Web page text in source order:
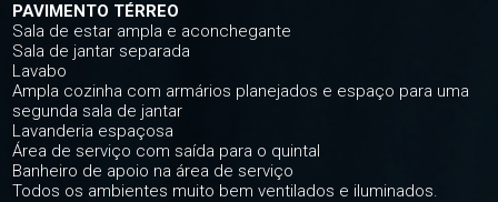
PAVIMENTO TÉRREO
Sala de estar ampla e aconchegante
Sala de jantar separada
Lavabo
Ampla cozinha com armários planejados e espaço para uma
segunda sala de jantar
Lavanderia espaçosa
Área de serviço com saída para o quintal
Banheiro de apoio na área de serviço
Todos os ambientes muito bem ventilados e iluminados.